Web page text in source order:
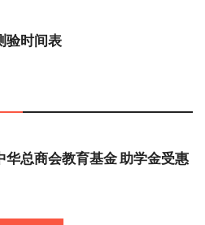
验时间表
华总商会教育基金 助学金受惠